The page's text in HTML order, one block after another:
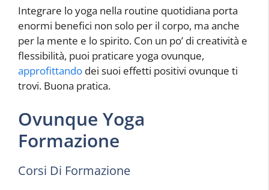
Integrare lo yoga nella routine quotidiana porta
enormi benefici non solo per il corpo, ma anche
per la mente e lo spirito. Con un po’ di creatività e
flessibilità, puoi praticare yoga ovunque,
approfittando dei suoi effetti positivi ovunque ti
trovi. Buona pratica.
Ovunque Yoga
Formazione
Corsi Di Formazione